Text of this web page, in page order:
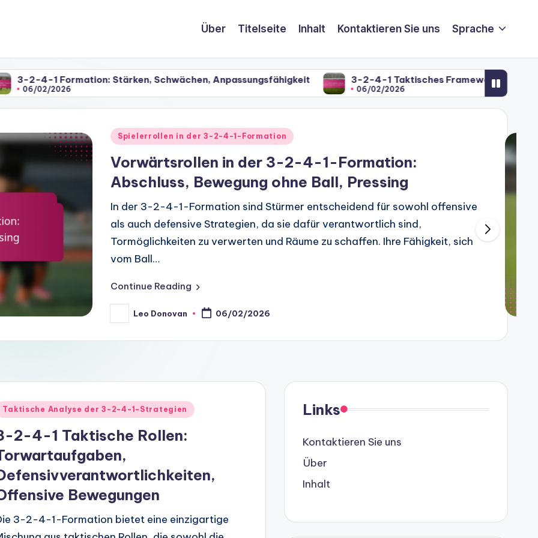
Über Titelseite Inhalt Kontaktieren Sie uns Sprache
Stärken, Schwächen, Anpassungsfähigkeit 3-2-4-1 Taktisches Framework: Aufbauspiel,
06/02/2026
Posted
Spielerrollen in der 3-2-4-1-Formation
Vorwärtsrollen in der 3-2-4-1-Formation:
Abschluss, Bewegung ohne Ball, Pressing
In der 3-2-4-1-Formation sind Stürmer entscheidend für sowohl offensive
als auch defensive Strategien, da sie dafür verantwortlich sind,
Tormöglichkeiten zu verwerten und Räume zu schaffen. Ihre Fähigkeit, sich
vom Ball…
Continue Reading
Posted
by
Leo Donovan 06/02/2026
Taktische Analyse der 3-2-4-1-Strategien
2-4-1 Taktische Rollen:
Bewegungen
3-2-4-1-Formation bietet eine einzigartige
Links
Kontaktieren Sie uns
Über
Inhalt